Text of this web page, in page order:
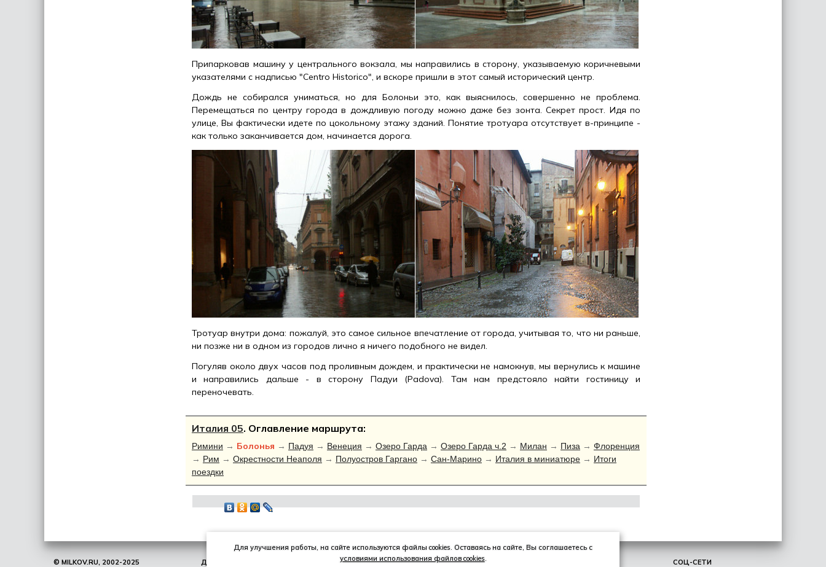
Припарковав машину у центрального вокзала, мы направились в сторону, указываемую коричневыми
указателями с надписью "Centro Historico", и вскоре пришли в этот самый исторический центр.
Дождь не собирался униматься, но для Болоньи это, как выяснилось, совершенно не проблема.
Перемещаться по центру города в дождливую погоду можно даже без зонта. Секрет прост. Идя по
улице, Вы фактически идете по цокольному этажу зданий. Понятие тротуара отсутствует в-принципе -
как только заканчивается дом, начинается дорога.
Тротуар внутри дома: пожалуй, это самое сильное впечатление от города, учитывая то, что ни раньше,
ни позже ни в одном из городов лично я ничего подобного не видел.
Погуляв около двух часов под проливным дождем, и практически не намокнув, мы вернулись к машине
и направились дальше - в сторону Падуи (Padova). Там нам предстояло найти гостиницу и
переночевать.
Италия 05. Оглавление маршрута:
Римини → Болонья → Падуя → Венеция → Озеро Гарда → Озеро Гарда ч.2 → Милан → Пиза → Флоренция
→ Рим → Окрестности Неаполя → Полуостров Гаргано → Сан-Марино → Италия в миниатюре → Итоги
поездки
© MILKOV.RU, 2002-2025 ДНЕВНИК ПУТЕШЕСТВИЯ ПРОЕКТЫ СОЦ-СЕТИ
Для улучшения работы, на сайте используются файлы cookies. Оставаясь на сайте, Вы соглашаетесь с
условиями использования файлов cookies.